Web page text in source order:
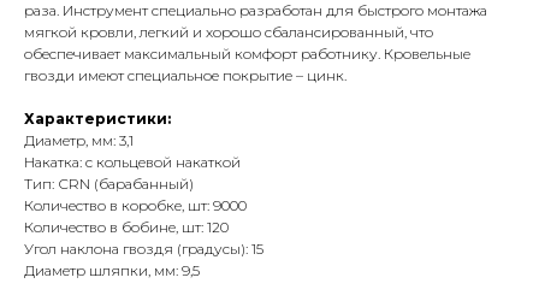
раза. Инструмент специально разработан для быстрого монтажа
мягкой кровли, легкий и хорошо сбалансированный, что
обеспечивает максимальный комфорт работнику. Кровельные
гвозди имеют специальное покрытие – цинк.
Характеристики:
Диаметр, мм: 3,1
Накатка: с кольцевой накаткой
Тип: СRN (барабанный)
Количество в коробке, шт: 9000
Количество в бобине, шт: 120
Угол наклона гвоздя (градусы): 15
Диаметр шляпки, мм: 9,5